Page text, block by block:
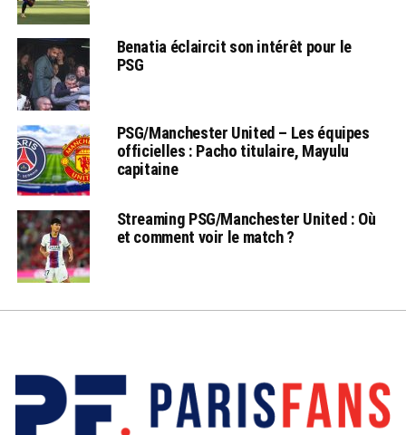
Benatia éclaircit son intérêt pour le
PSG
PSG/Manchester United – Les équipes
officielles : Pacho titulaire, Mayulu
capitaine
Streaming PSG/Manchester United : Où
et comment voir le match ?